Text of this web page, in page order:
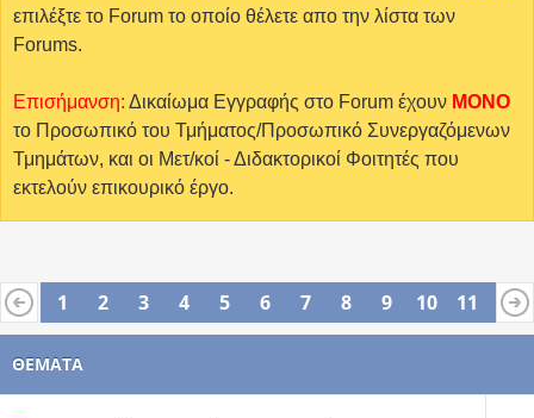
επιλέξτε το Forum το οποίο θέλετε απο την λίστα των
Forums.
Επισήμανση: Δικαίωμα Εγγραφής στο Forum έχουν MONO
το Προσωπικό του Τμήματος/Προσωπικό Συνεργαζόμενων
Τμημάτων, και οι Μετ/κοί - Διδακτορικοί Φοιτητές που
εκτελούν επικουρικό έργο.
1 2 3 4 5 6 7 8 9 10 11
12
ΘΈΜΑΤΑ